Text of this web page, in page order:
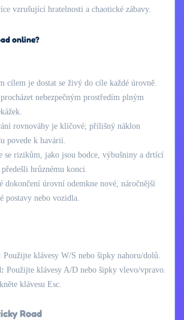
vzrušující hratelnosti a chaotické zábavy.
online?
cílem je dostat se živý do cíle každé úrovně.
nebezpečným prostředím plným
rovnováhy je klíčové; přílišný náklon
povede k havárii.
se rizikům, jako jsou bodce, výbušniny a drtící
hrůznému konci.
dokončení úrovní odemkne nové, náročnější
postavy nebo vozidla.
Použijte klávesy W/S nebo šipky nahoru/dolů.
Použijte klávesy A/D nebo šipky vlevo/vpravo.
klávesu Esc.
Road